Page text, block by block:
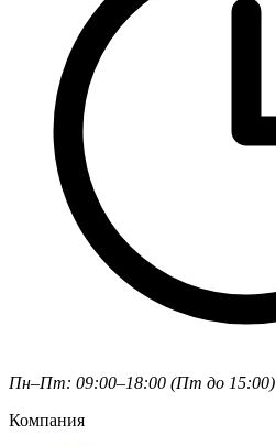
Пн–Пт: 09:00–18:00 (Пт до 15:00)
Компания